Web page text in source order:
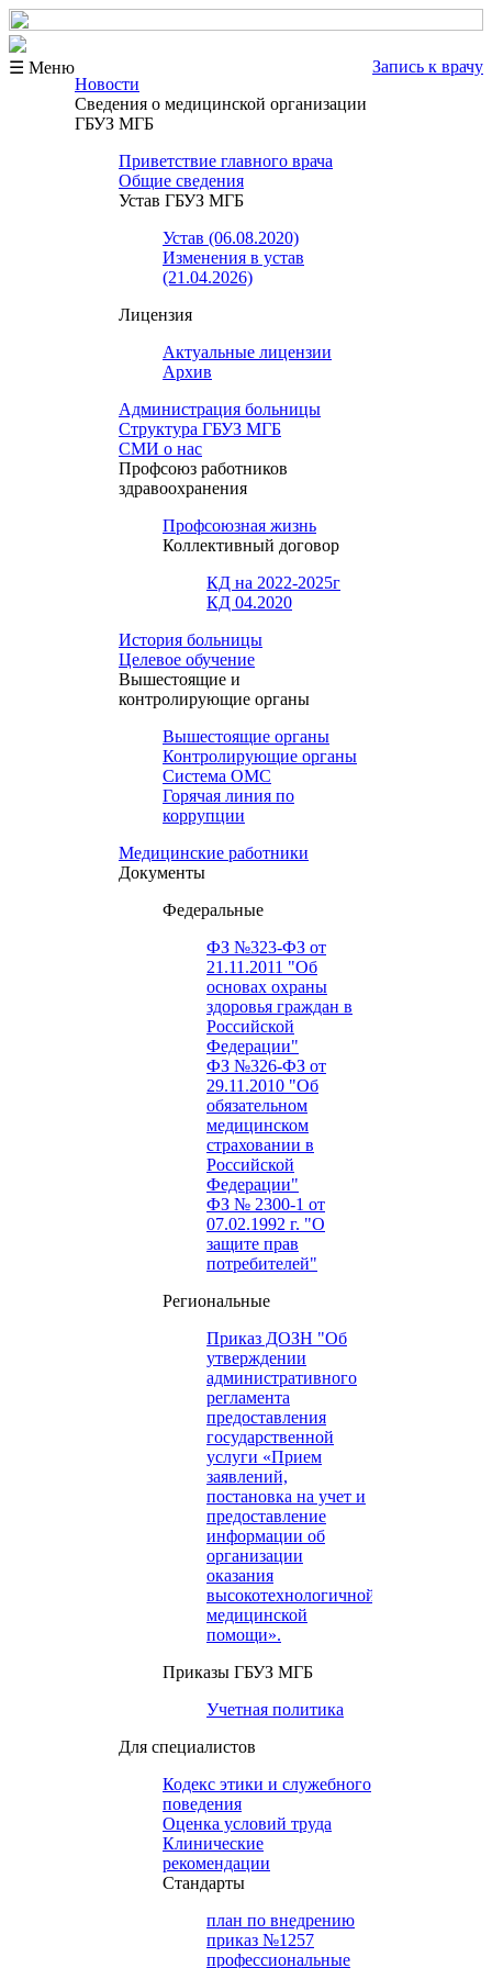
☰ Меню
Запись к врачу
Новости
Сведения о медицинской организации
ГБУЗ МГБ
Приветствие главного врача
Общие сведения
Устав ГБУЗ МГБ
Устав (06.08.2020)
Изменения в устав
(21.04.2026)
Лицензия
Актуальные лицензии
Архив
Администрация больницы
Структура ГБУЗ МГБ
СМИ о нас
Профсоюз работников
здравоохранения
Профсоюзная жизнь
Коллективный договор
КД на 2022-2025г
КД 04.2020
История больницы
Целевое обучение
Вышестоящие и
контролирующие органы
Вышестоящие органы
Контролирующие органы
Система ОМС
Горячая линия по
коррупции
Медицинские работники
Документы
Федеральные
ФЗ №323-ФЗ от
21.11.2011 "Об
основах охраны
здоровья граждан в
Российской
Федерации"
ФЗ №326-ФЗ от
29.11.2010 "Об
обязательном
медицинском
страховании в
Российской
Федерации"
ФЗ № 2300-1 от
07.02.1992 г. "О
защите прав
потребителей"
Региональные
Приказ ДОЗН "Об
утверждении
административного
регламента
предоставления
государственной
услуги «Прием
заявлений,
постановка на учет и
предоставление
информации об
организации
оказания
высокотехнологичной
медицинской
помощи».
Приказы ГБУЗ МГБ
Учетная политика
Для специалистов
Кодекс этики и служебного
поведения
Оценка условий труда
Клинические
рекомендации
Cтандарты
план по внедрению
приказ №1257
профессиональные